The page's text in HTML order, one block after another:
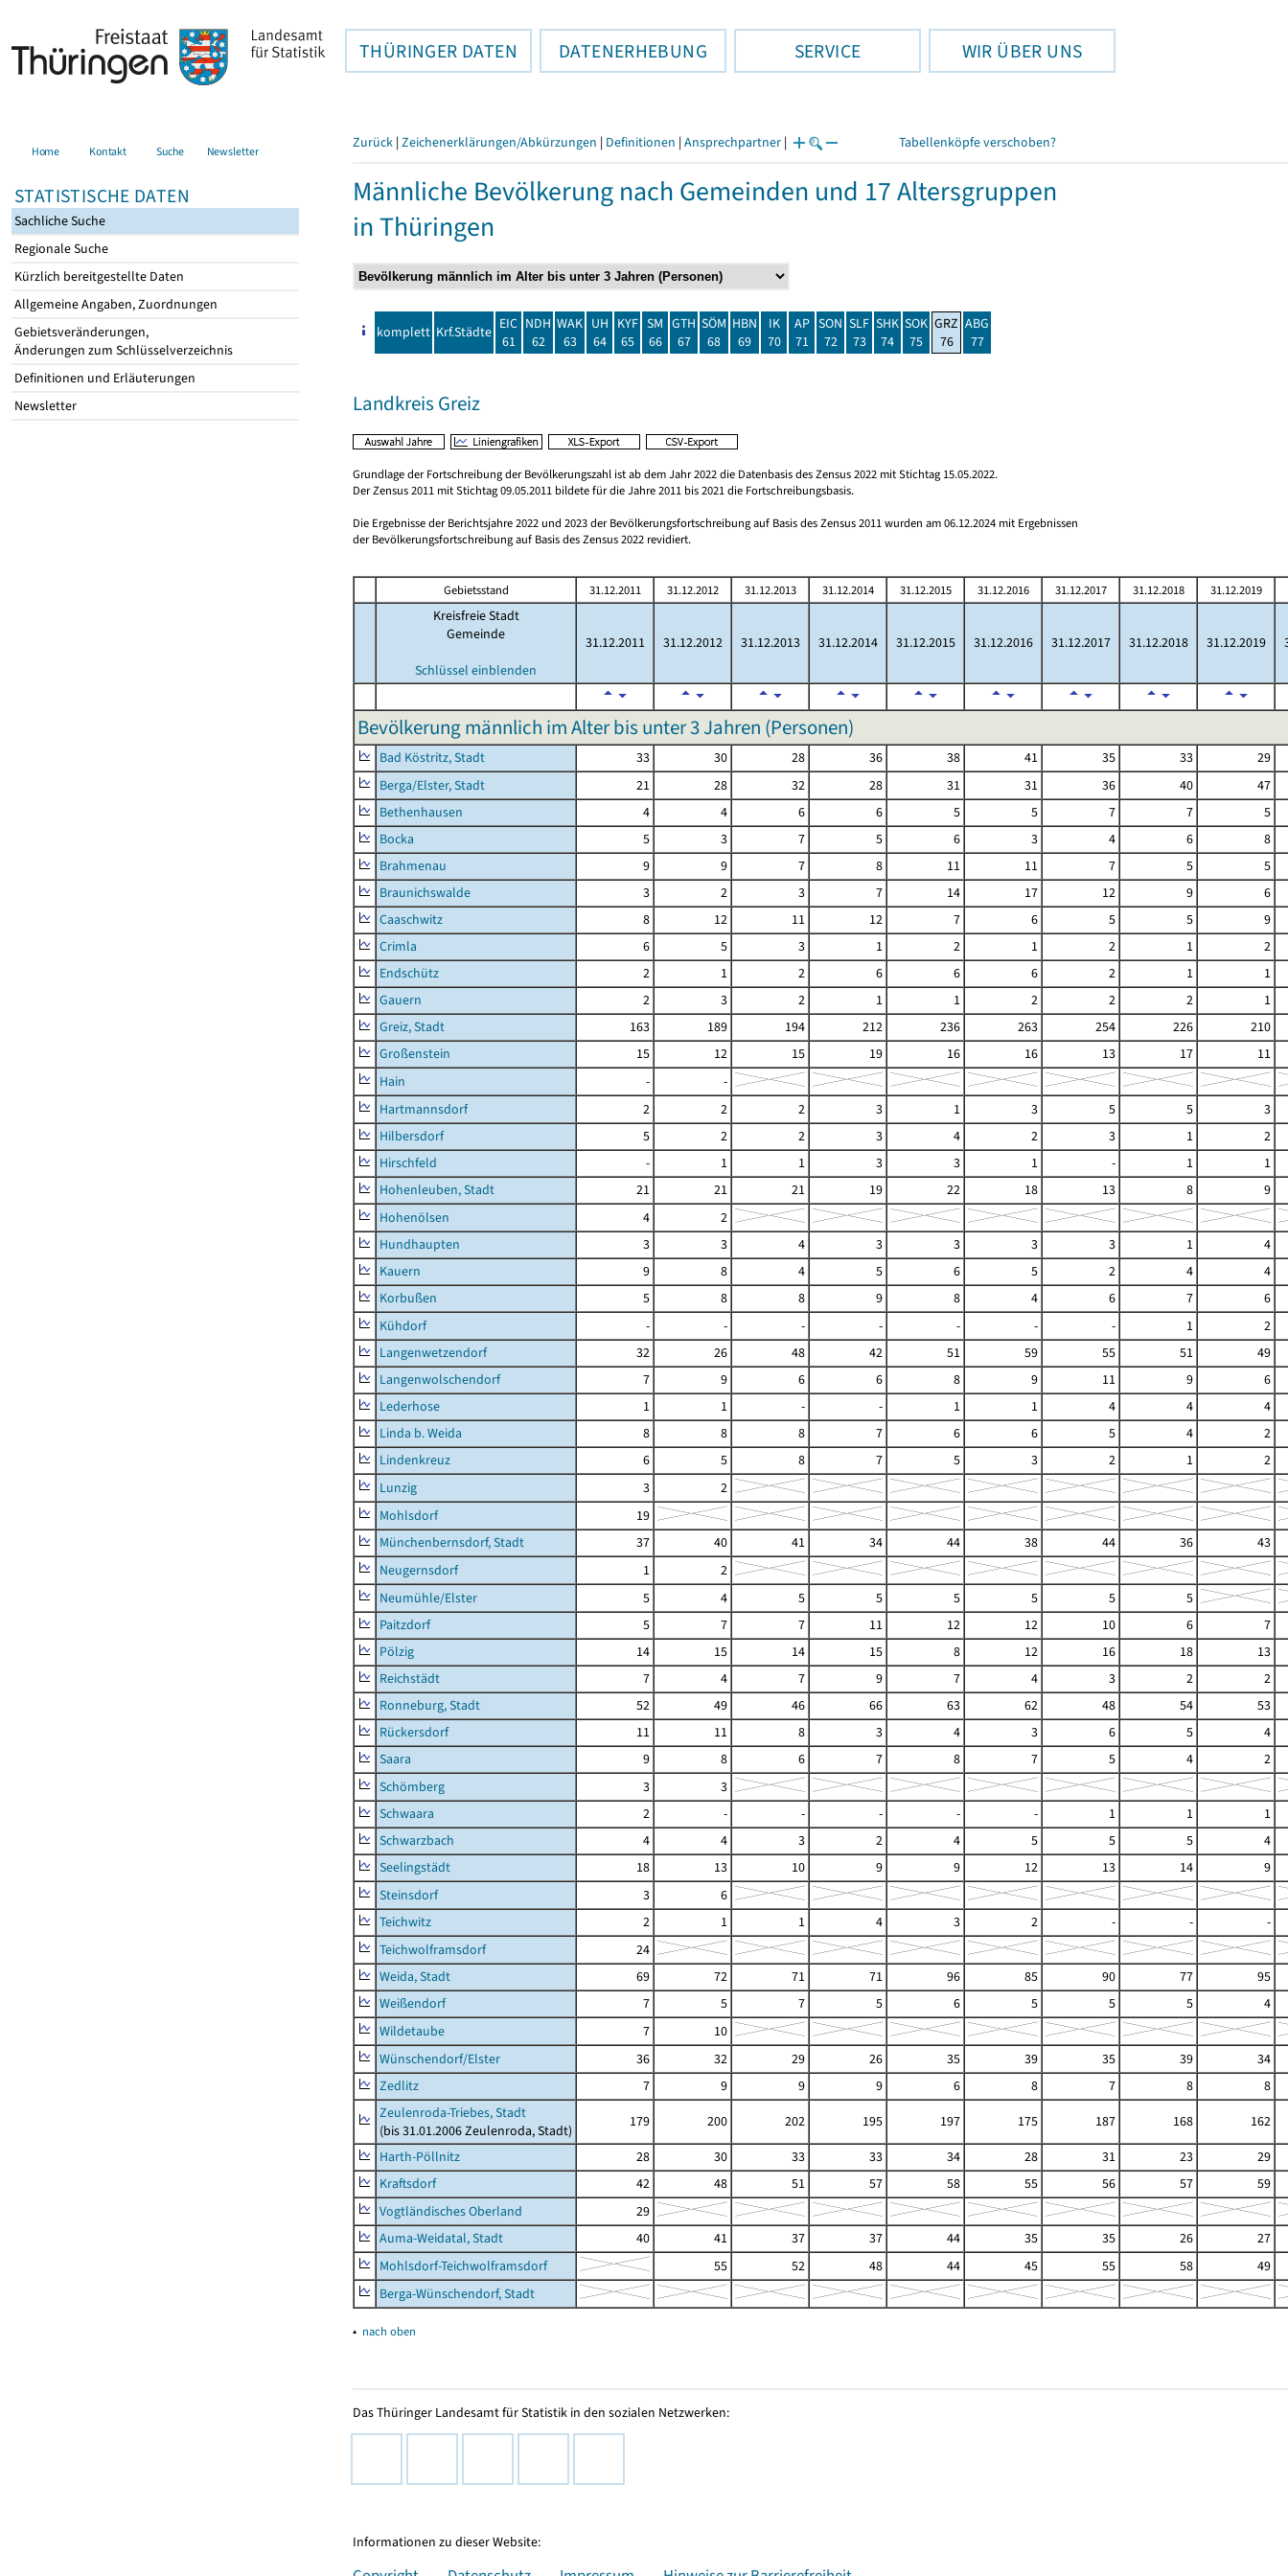
THÜRINGER DATEN DATENERHEBUNG SERVICE WIR ÜBER UNS
Home Kontakt Suche Newsletter
STATISTISCHE DATEN
Sachliche Suche
Regionale Suche
Kürzlich bereitgestellte Daten
Allgemeine Angaben, Zuordnungen
Gebietsveränderungen,
Änderungen zum Schlüsselverzeichnis
Definitionen und Erläuterungen
Newsletter
Zurück | Zeichenerklärungen/Abkürzungen | Definitionen | Ansprechpartner | Tabellenköpfe verschoben?
Männliche Bevölkerung nach Gemeinden und 17 Altersgruppen
in Thüringen
komplett Krf.Städte EIC
61
NDH
62
WAK
63
UH
64
KYF
65
SM
66
GTH
67
SÖM
68
HBN
69
IK
70
AP
71
SON
72
SLF
73
SHK
74
SOK
75
GRZ
76
ABG
77
Landkreis Greiz
Grundlage der Fortschreibung der Bevölkerungszahl ist ab dem Jahr 2022 die Datenbasis des Zensus 2022 mit Stichtag 15.05.2022.
Der Zensus 2011 mit Stichtag 09.05.2011 bildete für die Jahre 2011 bis 2021 die Fortschreibungsbasis.
Die Ergebnisse der Berichtsjahre 2022 und 2023 der Bevölkerungsfortschreibung auf Basis des Zensus 2011 wurden am 06.12.2024 mit Ergebnissen
der Bevölkerungsfortschreibung auf Basis des Zensus 2022 revidiert.
Gebietsstand 31.12.2011 31.12.2012 31.12.2013 31.12.2014 31.12.2015 31.12.2016 31.12.2017 31.12.2018 31.12.2019
Kreisfreie Stadt
Gemeinde
Schlüssel einblenden
31.12.2011 31.12.2012 31.12.2013 31.12.2014 31.12.2015 31.12.2016 31.12.2017 31.12.2018 31.12.2019
Bevölkerung männlich im Alter bis unter 3 Jahren (Personen)
Bad Köstritz, Stadt 33 30 28 36 38 41 35 33
29
Berga/Elster, Stadt
21 28 32 28 31 31 36 40
47
Bethenhausen
4 4 6 6 5 5 7 7
5
Bocka
5 3 7 5 6 3 4 6
8
Brahmenau
9 9 7 8 11 11 7 5
5
Braunichswalde
3 2 3 7 14 17 12 9
6
Caaschwitz
8 12 11 12 7 6 5 5
9
Crimla
6 5 3 1 2 1 2 1
2
Endschütz
2 1 2 6 6 6 2 1
1
Gauern
2 3 2 1 1 2 2 2
1
Greiz, Stadt
163 189 194 212 236 263 254 226
210
Großenstein
15 12 15 19 16 16 13 17
11
Hain
-
-
Hartmannsdorf
2 2 2 3 1 3 5 5
3
Hilbersdorf
5 2 2 3 4 2 3 1
2
Hirschfeld
- 1 1 3 3 1 - 1
1
Hohenleuben, Stadt
21 21 21 19 22 18 13 8
9
Hohenölsen
4
2
Hundhaupten
3 3 4 3 3 3 3 1
4
Kauern
9 8 4 5 6 5 2 4
4
Korbußen
5 8 8 9 8 4 6 7
6
Kühdorf
- - - - - - - 1
2
Langenwetzendorf
32 26 48 42 51 59 55 51
49
Langenwolschendorf
7 9 6 6 8 9 11 9
6
Lederhose
1 1 - - 1 1 4 4
4
Linda b. Weida
8 8 8 7 6 6 5 4
2
Lindenkreuz
6 5 8 7 5 3 2 1
2
Lunzig
3
2
Mohlsdorf
19
Münchenbernsdorf, Stadt
37 40 41 34 44 38 44 36
43
Neugernsdorf
1
2
Neumühle/Elster
5 4 5 5 5 5 5
5
Paitzdorf
5 7 7 11 12 12 10 6
7
Pölzig
14 15 14 15 8 12 16 18
13
Reichstädt
7 4 7 9 7 4 3 2
2
Ronneburg, Stadt
52 49 46 66 63 62 48 54
53
Rückersdorf
11 11 8 3 4 3 6 5
4
Saara
9 8 6 7 8 7 5 4
2
Schömberg
3
3
Schwaara
2 - - - - - 1 1
1
Schwarzbach
4 4 3 2 4 5 5 5
4
Seelingstädt
18 13 10 9 9 12 13 14
9
Steinsdorf
3
6
Teichwitz
2 1 1 4 3 2 - -
-
Teichwolframsdorf
24
Weida, Stadt
69 72 71 71 96 85 90 77
95
Weißendorf
7 5 7 5 6 5 5 5
4
Wildetaube
7
10
Wünschendorf/Elster
36 32 29 26 35 39 35 39
34
Zedlitz
7 9 9 9 6 8 7 8
8
Zeulenroda-Triebes, Stadt
(bis 31.01.2006 Zeulenroda, Stadt)
179 200 202 195 197 175 187 168
162
Harth-Pöllnitz
28 30 33 33 34 28 31 23
29
Kraftsdorf
42 48 51 57 58 55 56 57
59
Vogtländisches Oberland
29
Auma-Weidatal, Stadt
40 41 37 37 44 35 35 26
27
Mohlsdorf-Teichwolframsdorf
55 52 48 44 45 55 58
49
Berga-Wünschendorf, Stadt
▴ nach oben
Das Thüringer Landesamt für Statistik in den sozialen Netzwerken:
Informationen zu dieser Website: